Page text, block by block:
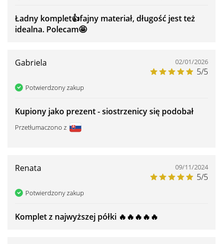
Ładny komplet👍️fajny materiał, długość jest też
idealna. Polecam🤩
Gabriela 02/01/2026
5/5
Potwierdzony zakup
Kupiony jako prezent - siostrzenicy się podobał
Przetłumaczono z
Renata 09/11/2024
5/5
Potwierdzony zakup
Komplet z najwyższej półki 🔥🔥🔥🔥🔥